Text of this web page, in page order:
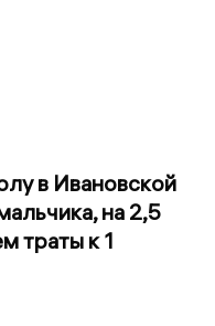
в Ивановской
на 2,5
траты к 1